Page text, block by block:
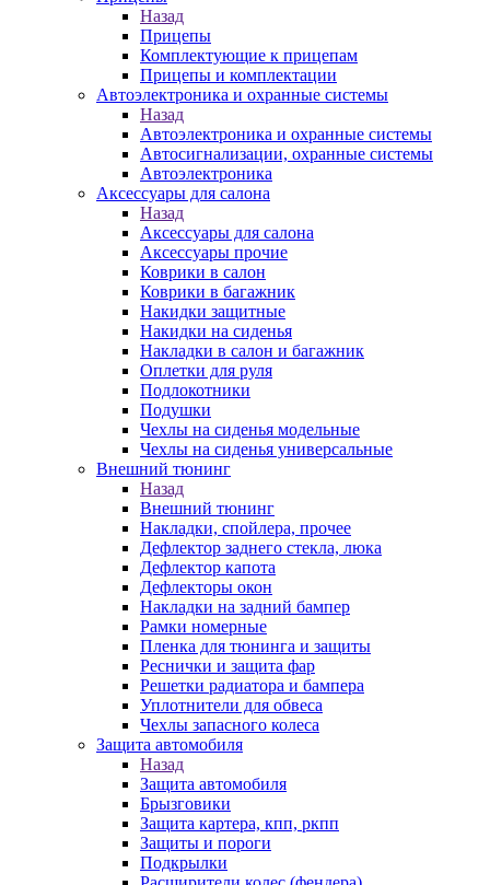
Назад
Прицепы
Комплектующие к прицепам
Прицепы и комплектации
Автоэлектроника и охранные системы
Назад
Автоэлектроника и охранные системы
Автосигнализации, охранные системы
Автоэлектроника
Аксессуары для салона
Назад
Аксессуары для салона
Аксессуары прочие
Коврики в салон
Коврики в багажник
Накидки защитные
Накидки на сиденья
Накладки в салон и багажник
Оплетки для руля
Подлокотники
Подушки
Чехлы на сиденья модельные
Чехлы на сиденья универсальные
Внешний тюнинг
Назад
Внешний тюнинг
Накладки, спойлера, прочее
Дефлектор заднего стекла, люка
Дефлектор капота
Дефлекторы окон
Накладки на задний бампер
Рамки номерные
Пленка для тюнинга и защиты
Реснички и защита фар
Решетки радиатора и бампера
Уплотнители для обвеса
Чехлы запасного колеса
Защита автомобиля
Назад
Защита автомобиля
Брызговики
Защита картера, кпп, ркпп
Защиты и пороги
Подкрылки